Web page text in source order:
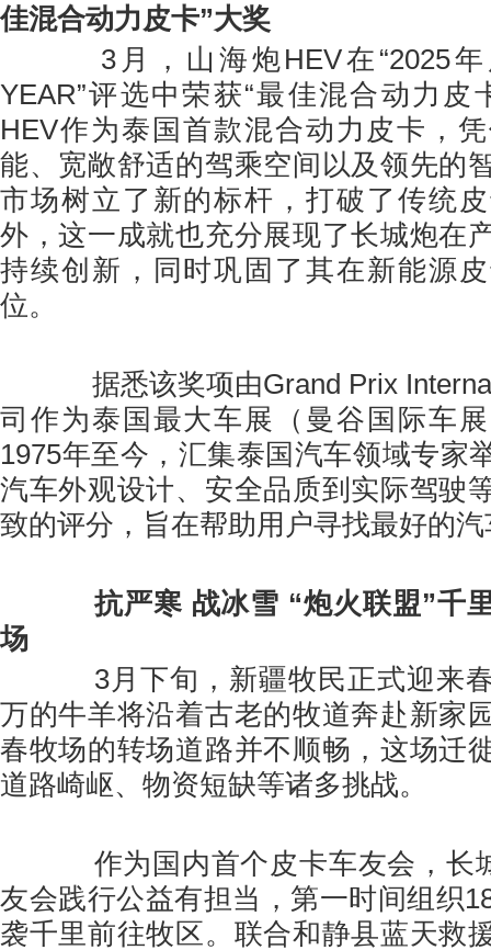
佳混合动力皮卡”大奖
3月，山海炮HEV在“2025年
YEAR”评选中荣获“最佳混合动力皮
HEV作为泰国首款混合动力皮卡，
能、宽敞舒适的驾乘空间以及领先的
市场树立了新的标杆，打破了传统
外，这一成就也充分展现了长城炮在
持续创新，同时巩固了其在新能源
位。
据悉该奖项由Grand Prix
司作为泰国最大车展（曼谷国际车
1975年至今，汇集泰国汽车领域专家
汽车外观设计、安全品质到实际驾驶
致的评分，旨在帮助用户寻找最好的汽
抗严寒 战冰雪 “炮火联盟”千
场
3月下旬，新疆牧民正式迎来春
万的牛羊将沿着古老的牧道奔赴新家
春牧场的转场道路并不顺畅，这场迁
道路崎岖、物资短缺等诸多挑战。
作为国内首个皮卡车友会，长
友会践行公益有担当，第一时间组织
袭千里前往牧区。联合和静县蓝天救